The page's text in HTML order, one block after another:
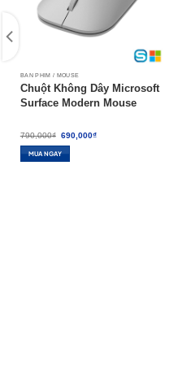
BÀN PHÍM / MOUSE
Chuột Không Dây Microsoft
Surface Modern Mouse
790,000₫ Giá
là:
790,000₫.
690,000₫Giá
MUA NGAY